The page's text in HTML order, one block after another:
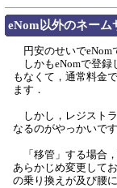
eNom以外のネーム
円安のせいでeNom
しかもeNomで登録
もなくて，通常料金
ます．
しかし，レジスト
なるのがやっかいです
「移管」する場合
あらかじめ変更して
の乗り換えが及び腰